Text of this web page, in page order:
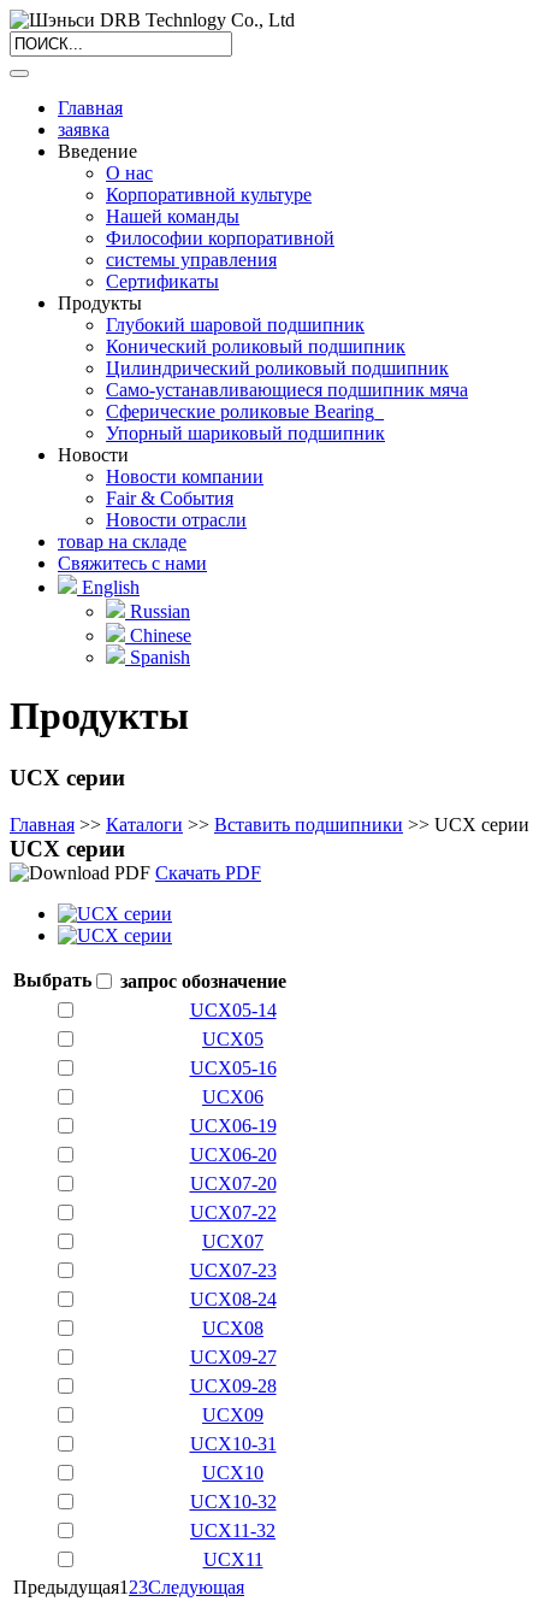
Главная
заявка
Введение
О нас
Корпоративной культуре
Нашей команды
Философии корпоративной
системы управления
Сертификаты
Продукты
Глубокий шаровой подшипник
Конический роликовый подшипник
Цилиндрический роликовый подшипник
Само-устанавливающиеся подшипник мяча
Сферические роликовые Bearing_
Упорный шариковый подшипник
Новости
Новости компании
Fair & События
Новости отрасли
товар на складе
Свяжитесь с нами
English
Russian
Chinese
Spanish
Продукты
UCX серии
Главная >> Каталоги >> Вставить подшипники >> UCX серии
UCX серии
Скачать PDF
Выбрать запрос обозначение
UCX05-14
UCX05
UCX05-16
UCX06
UCX06-19
UCX06-20
UCX07-20
UCX07-22
UCX07
UCX07-23
UCX08-24
UCX08
UCX09-27
UCX09-28
UCX09
UCX10-31
UCX10
UCX10-32
UCX11-32
UCX11
Предыдущая1 23Следующая